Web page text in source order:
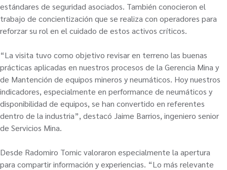
estándares de seguridad asociados. También conocieron el
trabajo de concientización que se realiza con operadores para
reforzar su rol en el cuidado de estos activos críticos.
“La visita tuvo como objetivo revisar en terreno las buenas
prácticas aplicadas en nuestros procesos de la Gerencia Mina y
de Mantención de equipos mineros y neumáticos. Hoy nuestros
indicadores, especialmente en performance de neumáticos y
disponibilidad de equipos, se han convertido en referentes
dentro de la industria”, destacó Jaime Barrios, ingeniero senior
de Servicios Mina.
Desde Radomiro Tomic valoraron especialmente la apertura
para compartir información y experiencias. “Lo más relevante